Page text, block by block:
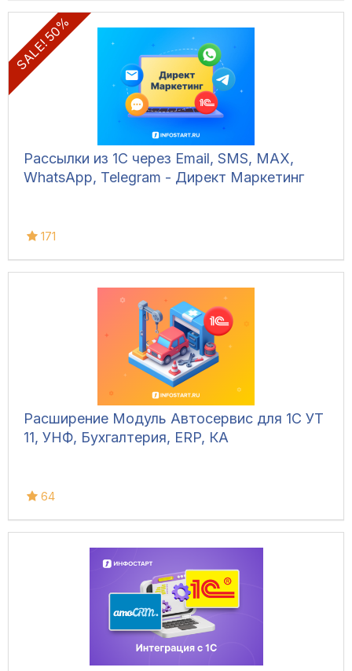
SALE! 50%
Рассылки из 1С через Email, SMS, MAX,
WhatsApp, Telegram - Директ Маркетинг
171
Расширение Модуль Автосервис для 1С УТ
11, УНФ, Бухгалтерия, ERP, КА
64